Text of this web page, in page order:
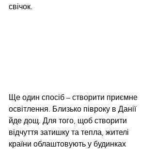
свічок.
Ще один спосіб – створити приємне
освітлення. Близько півроку в Данії
йде дощ. Для того, щоб створити
відчуття затишку та тепла, жителі
країни облаштовують у будинках